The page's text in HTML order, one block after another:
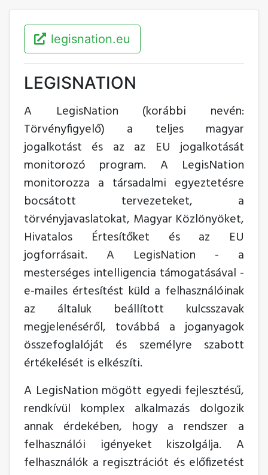
legisnation.eu
LEGISNATION
A LegisNation (korábbi nevén:
Törvényfigyelő) a teljes magyar
jogalkotást és az az EU jogalkotását
monitorozó program. A LegisNation
monitorozza a társadalmi egyeztetésre
bocsátott tervezeteket, a
törvényjavaslatokat, Magyar Közlönyöket,
Hivatalos Értesítőket és az EU
jogforrásait. A LegisNation - a
mesterséges intelligencia támogatásával -
e-mailes értesítést küld a felhasználóinak
az általuk beállított kulcsszavak
megjelenéséről, továbbá a joganyagok
összefoglalóját és személyre szabott
értékelését is elkészíti.
A LegisNation mögött egyedi fejlesztésű,
rendkívül komplex alkalmazás dolgozik
annak érdekében, hogy a rendszer a
felhasználói igényeket kiszolgálja. A
felhasználók a regisztrációt és előfizetést